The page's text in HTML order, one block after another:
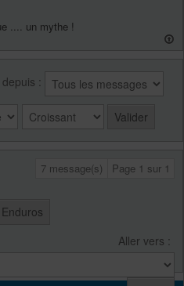
.... un mythe !
:
7 message(s) Page 1 sur 1
Aller vers :